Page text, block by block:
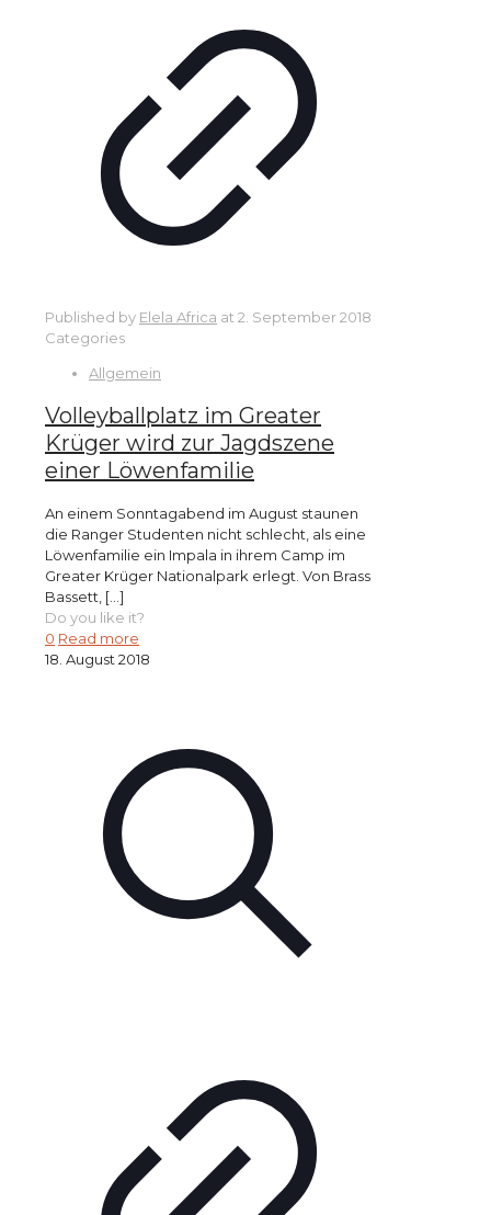
Published by Elela Africa at 2. September 2018
Categories
Allgemein
Volleyballplatz im Greater
Krüger wird zur Jagdszene
einer Löwenfamilie
An einem Sonntagabend im August staunen
die Ranger Studenten nicht schlecht, als eine
Löwenfamilie ein Impala in ihrem Camp im
Greater Krüger Nationalpark erlegt. Von Brass
Bassett, […]
Do you like it?
0 Read more
18. August 2018